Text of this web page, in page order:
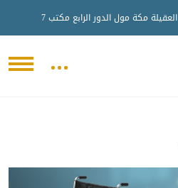
العقيلة مكة مول الدور الرابع مكتب 7